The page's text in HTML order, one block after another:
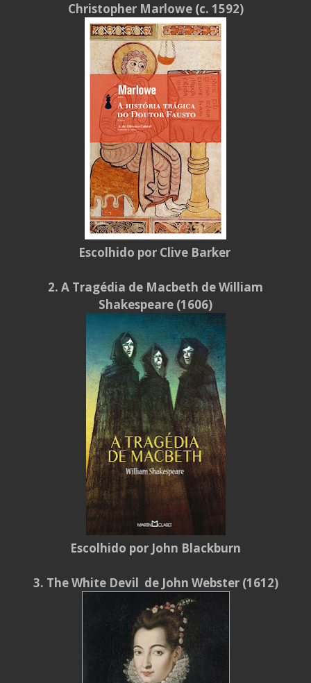
Christopher Marlowe (c. 1592)
Escolhido por Clive Barker
2. A Tragédia de Macbeth de William
Shakespeare (1606)
Escolhido por John Blackburn
3. The White Devil de John Webster (1612)